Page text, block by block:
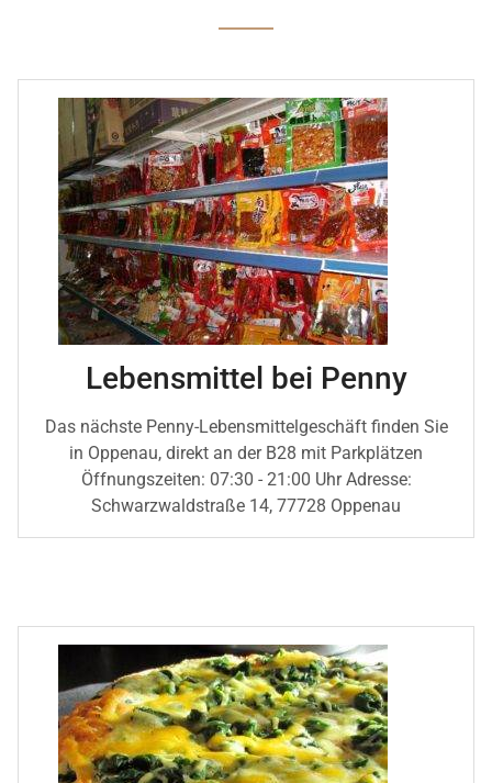
Lebensmittel bei Penny
Das nächste Penny-Lebensmittelgeschäft finden Sie
in Oppenau, direkt an der B28 mit Parkplätzen
Öffnungszeiten: 07:30 - 21:00 Uhr Adresse:
Schwarzwaldstraße 14, 77728 Oppenau